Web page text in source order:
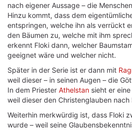
nach eigener Aussage – die
Hinzu kommt, dass dem
entspringen, welche ihn als verrückt
den Bäumen zu, welche mit ihm
erkennt Floki dann, welcher
geeignet wäre und welcher nicht.
Später in der Serie ist er dann mit
weil dieser – in seinen Augen – die
In dem Priester Athelstan sieht er
weil dieser den Christenglauben
Weiterhin merkwürdig ist, dass Floki
wurde – weil seine